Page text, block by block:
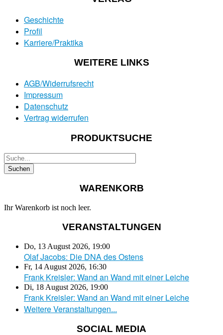
Geschichte
Profil
Karriere/Praktika
WEITERE LINKS
AGB/Widerrufsrecht
Impressum
Datenschutz
Vertrag widerrufen
PRODUKTSUCHE
WARENKORB
Ihr Warenkorb ist noch leer.
VERANSTALTUNGEN
Do, 13 August 2026, 19:00
Olaf Jacobs: Die DNA des Ostens
Fr, 14 August 2026, 16:30
Frank Kreisler: Wand an Wand mit einer Leiche
Di, 18 August 2026, 19:00
Frank Kreisler: Wand an Wand mit einer Leiche
Weitere Veranstaltungen...
SOCIAL MEDIA